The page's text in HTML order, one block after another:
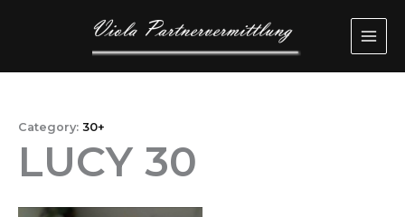
Category: 30+
LUCY 30